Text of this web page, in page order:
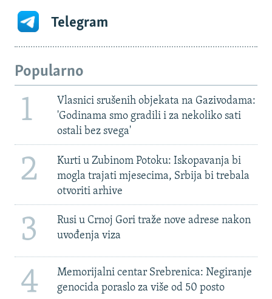
Telegram
Popularno
1
Vlasnici srušenih objekata na Gazivodama:
'Godinama smo gradili i za nekoliko sati
ostali bez svega'
2
Kurti u Zubinom Potoku: Iskopavanja bi
mogla trajati mjesecima, Srbija bi trebala
otvoriti arhive
3
Rusi u Crnoj Gori traže nove adrese nakon
uvođenja viza
4
Memorijalni centar Srebrenica: Negiranje
genocida poraslo za više od 50 posto